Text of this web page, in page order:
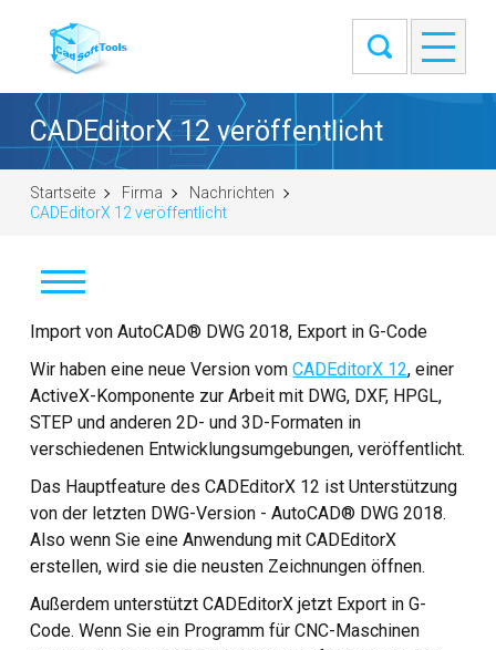
CADEditorX 12 veröffentlicht
Startseite Firma
Nachrichten
CADEditorX 12 veröffentlicht
Nachrichten
Kunden
Über uns
Kontakte
Kundenspezifische CAD-
Software-Entwicklung
Import von AutoCAD® DWG 2018, Export in G-Code
Wir haben eine neue Version vomCADEditorX 12, einer
ActiveX-Komponente zur Arbeit mit DWG, DXF, HPGL,
STEP und anderen 2D- und 3D-Formaten in
verschiedenen Entwicklungsumgebungen, veröffentlicht.
Das Hauptfeature des CADEditorX 12 ist Unterstützung
von der letzten DWG-Version - AutoCAD® DWG 2018.
Also wenn Sie eine Anwendung mit CADEditorX
erstellen, wird sie die neusten Zeichnungen öffnen.
Außerdem unterstützt CADEditorX jetzt Export in G-
Code. Wenn Sie ein Programm für CNC-Maschinen